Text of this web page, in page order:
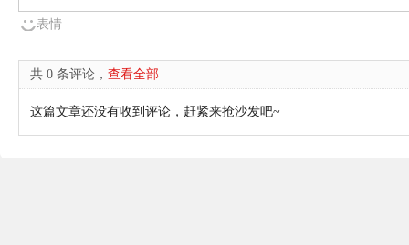
表情
共 0 条评论， 查看全部
这篇文章还没有收到评论，赶紧来抢沙发吧~